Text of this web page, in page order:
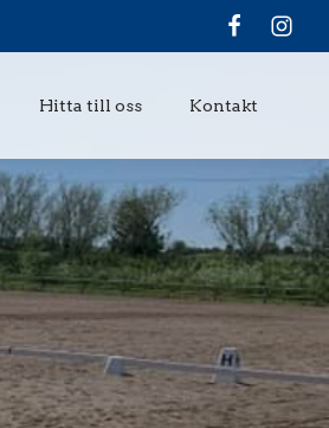
Hitta till oss Kontakt